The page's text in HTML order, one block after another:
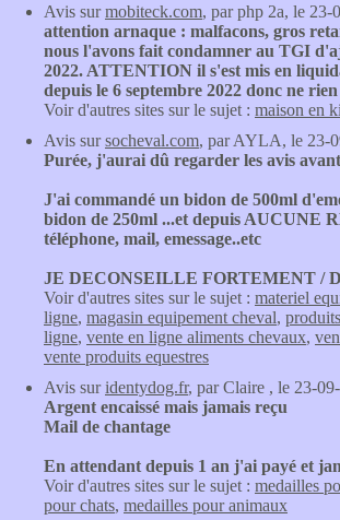
Avis surmobiteck.com, par php 2a, le 23-
attention arnaque : malfacons, gros
nous l'avons fait condamner au TGI
2022. ATTENTION il s'est mis en
depuis le 6 septembre 2022 donc ne
Voir d'autres sites sur le sujet : maison en
Avis sursocheval.com, par AYLA, le 23-
Purée, j'aurai dû regarder les avis
J'ai commandé un bidon de 500ml
bidon de 250ml ...et depuis AUCUNE
téléphone, mail, emessage..etc
JE DECONSEILLE FORTEMENT /
Voir d'autres sites sur le sujet : materiel
ligne, magasin equipement cheval,
ligne, vente en ligne aliments chevaux,
vente produits equestres
Avis suridentydog.fr, par Claire , le 23-
Argent encaissé mais jamais reçu
Mail de chantage
En attendant depuis 1 an j'ai payé et
Voir d'autres sites sur le sujet : medailles
pour chats, medailles pour animaux